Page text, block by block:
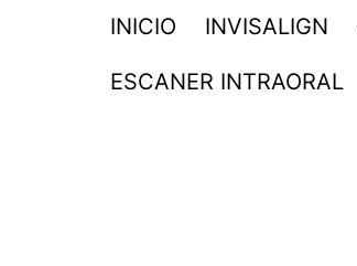
ORTODONCIA
INVISALIGN
INICIO INVISALIGN
ESCANER INTRAORAL